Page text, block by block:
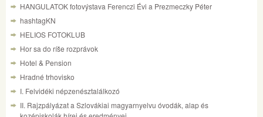
HANGULATOK fotovýstava Ferenczi Évi a Prezmeczky Péter
hashtagKN
HELIOS FOTOKLUB
Hor sa do ríše rozprávok
Hotel & Pension
Hradné trhovisko
I. Felvidéki népzenésztalálkozó
II. Rajzpályázat a Szlovákiai magyarnyelvu óvodák, alap és